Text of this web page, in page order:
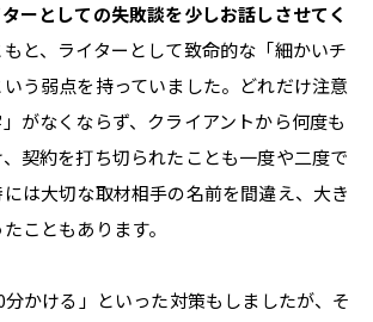
ーとしての失敗談を少しお話しさせてく
と、ライターとして致命的な「細かいチ
う弱点を持っていました。どれだけ注意
がなくならず、クライアントから何度も
契約を打ち切られたことも一度や二度で
は大切な取材相手の名前を間違え、大き
こともあります。
かける」といった対策もしましたが、そ